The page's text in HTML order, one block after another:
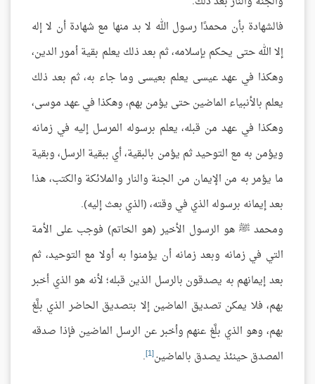
فالشهادة بأن محمدًا رسول الله لا بد منها مع شهادة أن لا إله
إلا الله حتى يحكم بإسلامه، ثم بعد ذلك يعلم بقية أمور الدين،
وهكذا في عهد عيسى يعلم بعيسى وما جاء به، ثم بعد ذلك
يعلم بالأنبياء الماضين حتى يؤمن بهم، وهكذا في عهد موسى،
وهكذا في عهد من قبله، يعلم برسوله المرسل إليه في زمانه
ويؤمن به مع التوحيد ثم يؤمن بالبقية، أي ببقية الرسل، وبقية
ما يؤمر به من الإيمان من الجنة والنار والملائكة والكتب، هذا
بعد إيمانه برسوله الذي في وقته، (الذي بعث إليه).
ومحمد ﷺ هو الرسول الأخير (هو الخاتم) فوجب على الأمة
التي في زمانه وبعد زمانه أن يؤمنوا به أولا مع التوحيد، ثم
بعد إيمانهم به يصدقون بالرسل الذين قبله؛ لأنه هو الذي أخبر
بهم، فلا يمكن تصديق الماضين إلا بتصديق الحاضر الذي بلَّغ
بهم، وهو الذي بلَّغ عنهم وأخبر عن الرسل الماضين فإذا صدقه
المصدق حينئذ يصدق بالماضين[1]
.